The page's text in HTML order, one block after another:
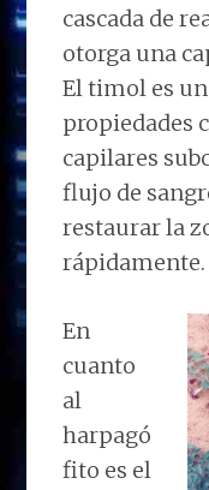
cascada de
otorga una
El timol es
propiedades
capilares
flujo de
restaurar la
rápidamente.
En
cuanto
al
harpagó
fito es el